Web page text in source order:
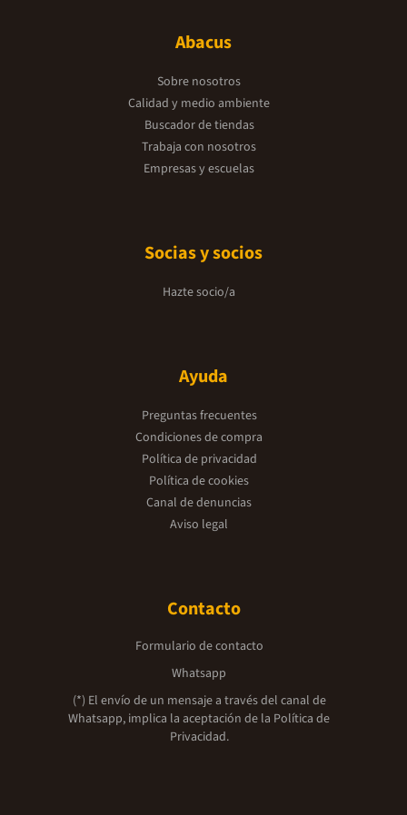
Abacus
Sobre nosotros
Calidad y medio ambiente
Buscador de tiendas
Trabaja con nosotros
Empresas y escuelas
Socias y socios
Hazte socio/a
Ayuda
Preguntas frecuentes
Condiciones de compra
Política de privacidad
Política de cookies
Canal de denuncias
Aviso legal
Contacto
Formulario de contacto
Whatsapp
(*) El envío de un mensaje a través del canal de
Whatsapp, implica la aceptación de la Política de
Privacidad.